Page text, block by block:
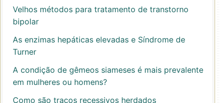
Velhos métodos para tratamento de transtorno
bipolar
As enzimas hepáticas elevadas e Síndrome de
Turner
A condição de gêmeos siameses é mais prevalente
em mulheres ou homens?
Como são traços recessivos herdados